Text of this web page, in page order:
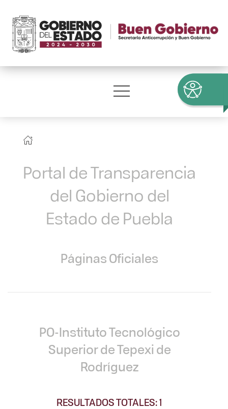
Portal de Transparencia
del Gobierno del
Estado de Puebla
Páginas Oficiales
PO-Instituto Tecnológico
Superior de Tepexi de
Rodríguez
RESULTADOS TOTALES: 1